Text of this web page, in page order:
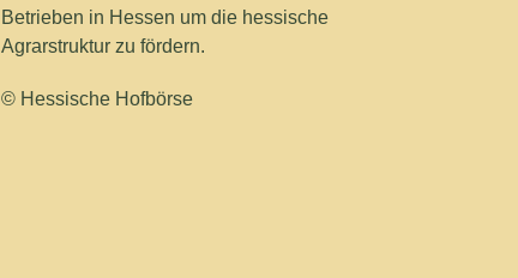
Betrieben in Hessen um die hessische
Agrarstruktur zu fördern.
© Hessische Hofbörse